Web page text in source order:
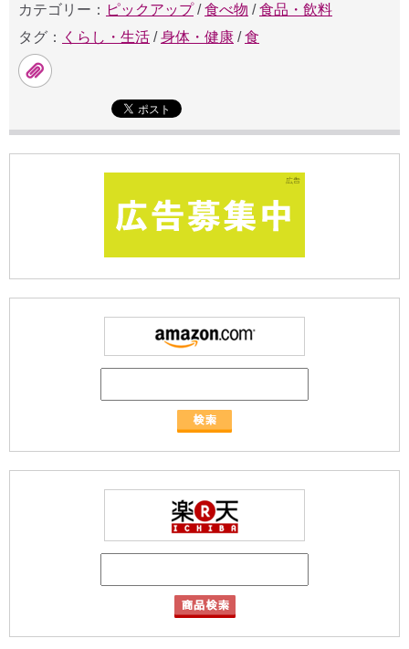
カテゴリー： ピックアップ/食べ物 /食品・飲料
タグ：
くらし・生活 /身体・健康 /食